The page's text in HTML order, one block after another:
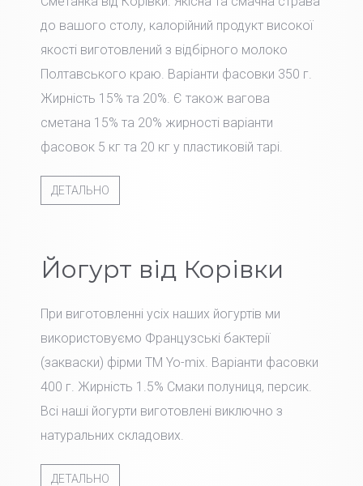
до вашого столу, калорійний продукт високої
якості виготовлений з відбірного молоко
Полтавського краю. Варіанти фасовки 350 г.
Жирність 15% та 20%. Є також вагова
сметана 15% та 20% жирності варіанти
фасовок 5 кг та 20 кг у пластиковій тарі.
ДЕТАЛЬНО
Йогурт від Корівки
При виготовленні усіх наших йогуртів ми
використовуємо Французські бактерії
(закваски) фірми TM Yo-mix. Варіанти фасовки
400 г. Жирність 1.5% Смаки полуниця, персик.
Всі наші йогурти виготовлені виключно з
натуральних складових.
ДЕТАЛЬНО